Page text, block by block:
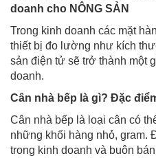
doanh cho NÔNG SẢN
Trong kinh doanh các mặt
thiết bị đo lường như kích
sản điện tử sẽ trở thành một
doanh.
Cân nhà bếp là gì? Đặc
Cân nhà bếp là loại cân có
những khối hàng nhỏ, gram.
trong kinh doanh và buôn